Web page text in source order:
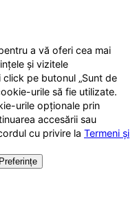
a vă oferi cea mai
și vizitele
pe butonul „Sunt de
urile să fie utilizate.
urile opționale prin
accesării sau
cu privire la Termeni și
Preferințe